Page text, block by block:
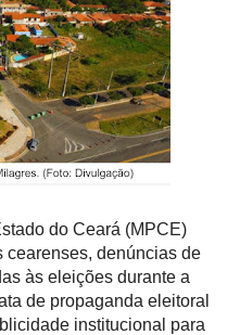
cearenses, denúncias de
às eleições durante a
de propaganda eleitoral
institucional para